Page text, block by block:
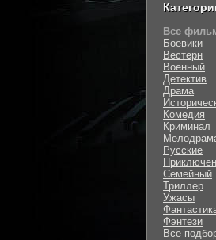
Все
Боевики
Вестерн
Военный
Детектив
Драма
Комедия
Криминал
Русские
Семейный
Триллер
Ужасы
Фэнтези
Все